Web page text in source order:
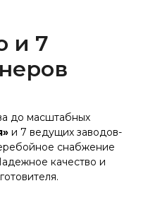
и 7
до масштабных
и 7 ведущих заводов-
снабжение
качество и